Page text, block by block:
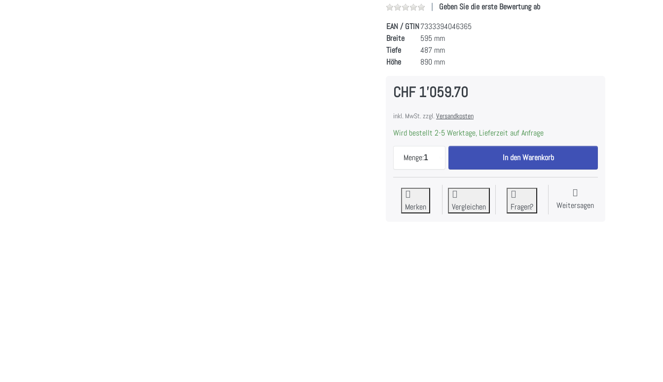
Geben Sie die erste Bewertung ab
EAN / GTIN7333394046365
Breite
595 mm
Tiefe
487 mm
Höhe
890 mm
CHF 1'059.70
inkl. MwSt. zzgl. Versandkosten
Wird bestellt 2-5 Werktage, Lieferzeit auf Anfrage
Menge:1
ELECTROLUX WAGL6S500 Waschmaschine Frontlader 7 kg 1200 U/
In den Warenkorb
Merken Vergleichen Fragen? Weitersagen